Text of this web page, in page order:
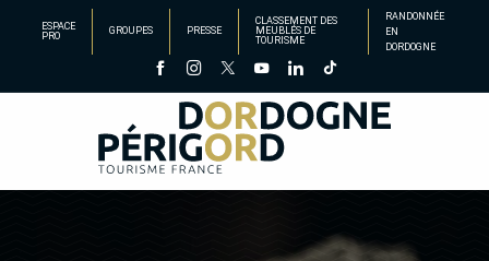
principal
ESPACE
PRO
GROUPES PRESSE
CLASSEMENT DES
MEUBLÉS DE
TOURISME
RANDONNÉE
EN
DORDOGNE